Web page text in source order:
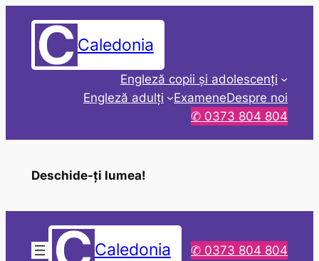
conținut
Caledonia
Engleză copii și adolescenți
Engleză adulți
ExameneDespre noi
✆ 0373 804 804
Deschide-ți lumea!
Caledonia ✆ 0373 804 804